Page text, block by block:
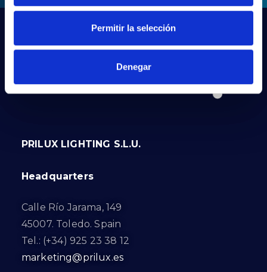
Permitir la selección
Denegar
PRILUX LIGHTING S.L.U.
Headquarters
Calle Río Jarama, 149
45007. Toledo. Spain
Tel.: (+34) 925 23 38 12
marketing@prilux.es